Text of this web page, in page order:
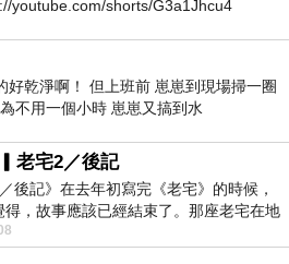
youtube.com/shorts/G3a1Jhcu4
好乾淨啊！ 但上班前 崽崽到現場掃一圈
不用一個小時 崽崽又搞到水
老宅2／後記
／後記》在去年初寫完《老宅》的時候，
得，故事應該已經結束了。那座老宅在地
七個人終於離開那片黑暗，